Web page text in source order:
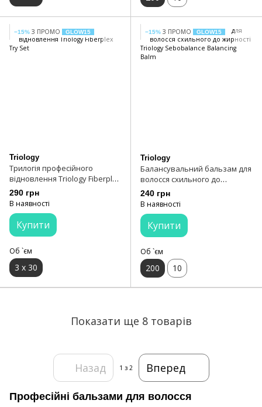
−15% З ПРОМО GLOW15
Triology
Трилогія професійного
відновлення Triology Fiberplex
Try Set
290 грн
В наявності
Купити
Об `єм
3 х 30
−15% З ПРОМО GLOW15
Triology
Балансувальний бальзам для
волосся схильного до
жирності Triology Sebobalance
Balancing Balm
240 грн
В наявності
Купити
Об `єм
200 10
Показати ще 8 товарів
Назад 1 з 2 Вперед
Професійні бальзами для волосся